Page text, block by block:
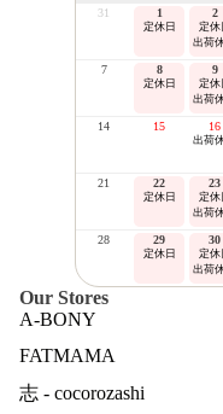
31
1
定休日
2
定休
出荷
7 8
定休日
9
定休
出荷
14 15 16
出荷
21 22
定休日
23
定休
出荷
28 29
定休日
30
定休
出荷
Our Stores
A-BONY
FATMAMA
志 - cocorozashi